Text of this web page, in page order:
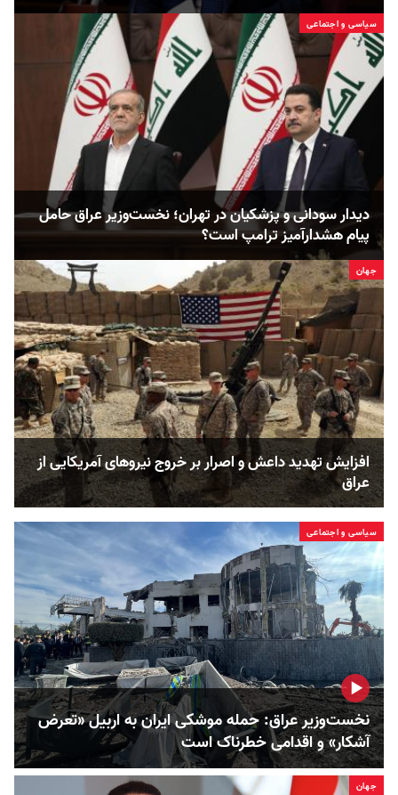
سیاسی و اجتماعی
دیدار سودانی و پزشکیان در تهران؛ نخست‌وزیر عراق حامل
پیام هشدارآمیز ترامپ است؟
جهان
افزایش تهدید داعش و اصرار بر خروج نیروهای آمریکایی از
عراق
سیاسی و اجتماعی
نخست‌وزیر عراق: حمله موشکی ایران به اربیل «تعرض
آشکار» و اقدامی خطرناک است
جهان